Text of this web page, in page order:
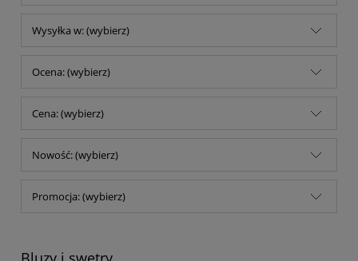
Wysyłka w: (wybierz)
Ocena: (wybierz)
Cena: (wybierz)
Nowość: (wybierz)
Promocja: (wybierz)